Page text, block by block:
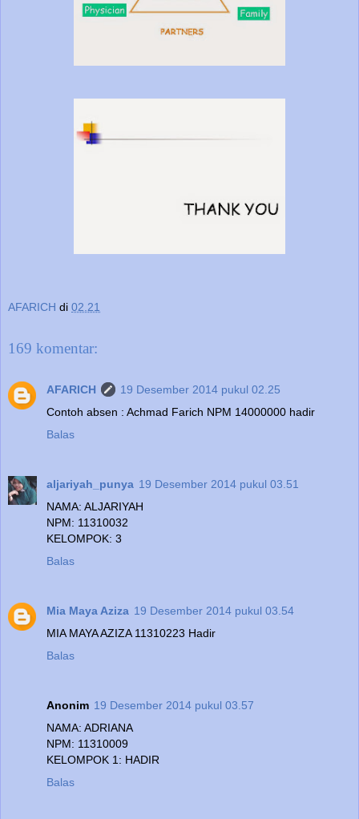
AFARICH di 02.21
169 komentar:
AFARICH
19 Desember 2014 pukul 02.25
Contoh absen : Achmad Farich NPM 14000000 hadir
Balas
aljariyah_punya 19 Desember 2014 pukul 03.51
NAMA: ALJARIYAH
NPM: 11310032
KELOMPOK: 3
Balas
Mia Maya Aziza 19 Desember 2014 pukul 03.54
MIA MAYA AZIZA 11310223 Hadir
Balas
Anonim 19 Desember 2014 pukul 03.57
NAMA: ADRIANA
NPM: 11310009
KELOMPOK 1: HADIR
Balas